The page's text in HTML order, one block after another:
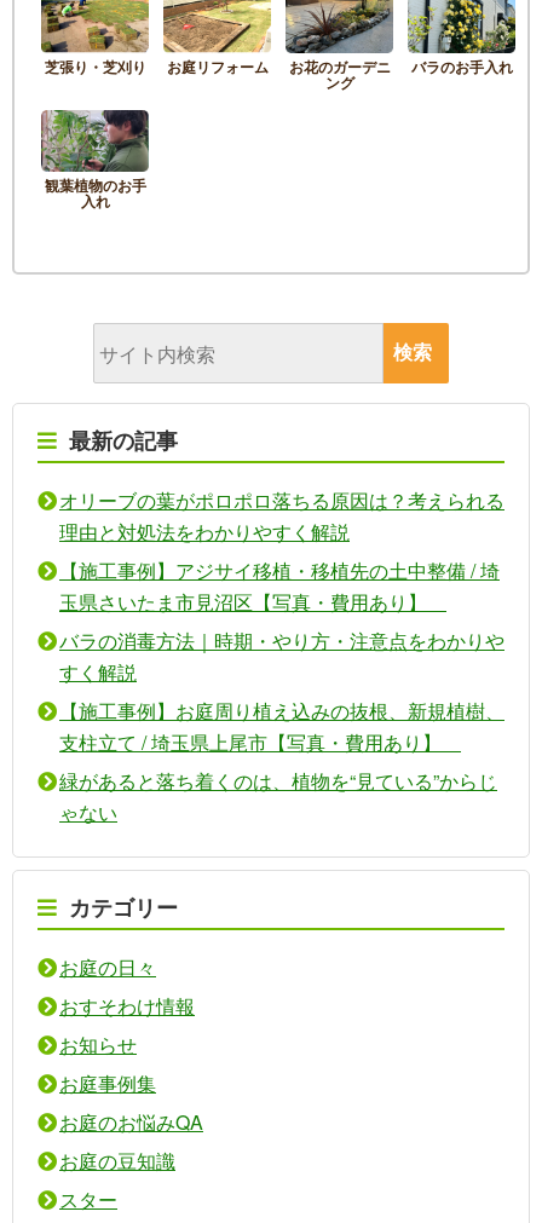
芝張り・芝刈り お庭リフォーム お花のガーデニ
ング
バラのお手入れ
観葉植物のお手
入れ
最新の記事
オリーブの葉がポロポロ落ちる原因は？考えられる
理由と対処法をわかりやすく解説
【施工事例】アジサイ移植・移植先の土中整備 / 埼
玉県さいたま市見沼区【写真・費用あり】
バラの消毒方法｜時期・やり方・注意点をわかりや
すく解説
【施工事例】お庭周り植え込みの抜根、新規植樹、
支柱立て / 埼玉県上尾市【写真・費用あり】
緑があると落ち着くのは、植物を“見ている”からじ
ゃない
カテゴリー
お庭の日々
おすそわけ情報
お知らせ
お庭事例集
お庭のお悩みQA
お庭の豆知識
スター